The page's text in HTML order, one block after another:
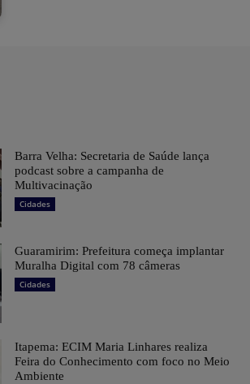
Barra Velha: Secretaria de Saúde lança
podcast sobre a campanha de
Multivacinação
Cidades
Guaramirim: Prefeitura começa implantar
Muralha Digital com 78 câmeras
Cidades
Itapema: ECIM Maria Linhares realiza
Feira do Conhecimento com foco no Meio
Ambiente